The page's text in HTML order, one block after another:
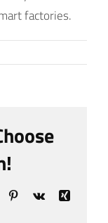
factories.
Pinterest
Vk
Xing